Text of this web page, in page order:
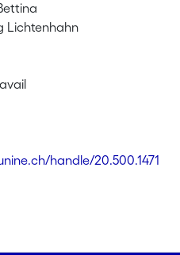
Lichtenhahn
handle/20.500.1471